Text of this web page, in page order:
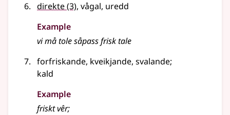
direkte(3), vågal, uredd
Example
vi må tole såpass frisk tale
forfriskande, kveikjande, svalande;
kald
Example
friskt vêr;